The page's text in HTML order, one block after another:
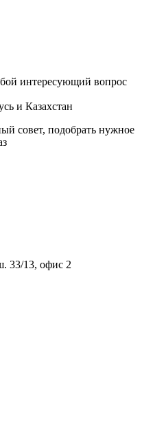
интересующий вопрос
и Казахстан
совет, подобрать нужное
33/13, офис 2